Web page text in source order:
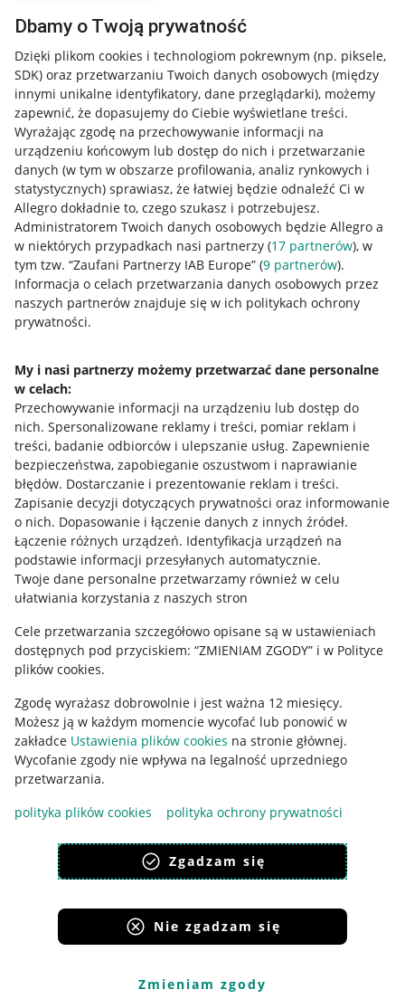
Dbamy o Twoją prywatność
Dzięki plikom cookies i technologiom pokrewnym (np. piksele,
SDK) oraz przetwarzaniu Twoich danych osobowych (między
innymi unikalne identyfikatory, dane przeglądarki), możemy
zapewnić, że dopasujemy do Ciebie wyświetlane treści.
Wyrażając zgodę na przechowywanie informacji na
urządzeniu końcowym lub dostęp do nich i przetwarzanie
danych (w tym w obszarze profilowania, analiz rynkowych i
statystycznych) sprawiasz, że łatwiej będzie odnaleźć Ci w
Allegro dokładnie to, czego szukasz i potrzebujesz.
Administratorem Twoich danych osobowych będzie Allegro a
w niektórych przypadkach nasi partnerzy (17 partnerów), w
tym tzw. “Zaufani Partnerzy IAB Europe” (9 partnerów).
Informacja o celach przetwarzania danych osobowych przez
naszych partnerów znajduje się w ich politykach ochrony
prywatności.
My i nasi partnerzy możemy przetwarzać dane personalne
w celach:
Przechowywanie informacji na urządzeniu lub dostęp do
nich. Spersonalizowane reklamy i treści, pomiar reklam i
treści, badanie odbiorców i ulepszanie usług. Zapewnienie
bezpieczeństwa, zapobieganie oszustwom i naprawianie
błędów. Dostarczanie i prezentowanie reklam i treści.
Zapisanie decyzji dotyczących prywatności oraz informowanie
o nich. Dopasowanie i łączenie danych z innych źródeł.
Łączenie różnych urządzeń. Identyfikacja urządzeń na
podstawie informacji przesyłanych automatycznie.
Twoje dane personalne przetwarzamy również w celu
ułatwiania korzystania z naszych stron
Cele przetwarzania szczegółowo opisane są w ustawieniach
dostępnych pod przyciskiem: “ZMIENIAM ZGODY” i w Polityce
plików cookies.
Zgodę wyrażasz dobrowolnie i jest ważna 12 miesięcy.
Możesz ją w każdym momencie wycofać lub ponowić w
zakładce Ustawienia plików cookies na stronie głównej.
Wycofanie zgody nie wpływa na legalność uprzedniego
przetwarzania.
polityka plików cookies
polityka ochrony prywatności
Zgadzam się
Nie zgadzam się
Zmieniam zgody
Przydatne informacje
Jak to działa
Allegro Gadane dla sprzedających
Allegro Gadane dla kupujących
Mapa miejscowości
Informacje prawne
Regulamin
Polityka plików "cookies"
Ustawienia plików "cookies"
Udostępnianie lokalizacji
Informacje dla Aktu o Usługach Cyfrowych
Pobierz aplikację
Korzystanie z serwisu oznacza akceptacjęregulaminu